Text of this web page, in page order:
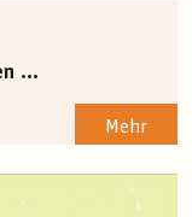
...
Mehr